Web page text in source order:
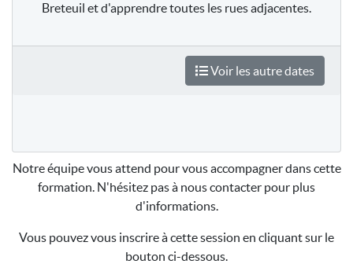
Breteuil et d'apprendre toutes les rues adjacentes.
Voir les autre dates
Notre équipe vous attend pour vous accompagner dans cette
formation. N'hésitez pas à nous contacter pour plus
d'informations.
Vous pouvez vous inscrire à cette session en cliquant sur le
bouton ci-dessous.